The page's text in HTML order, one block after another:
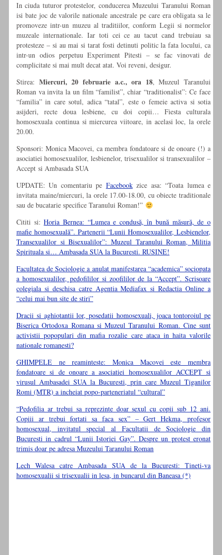
In ciuda tuturor protestelor, conducerea Muzeului Taranului Roman
isi bate joc de valorile nationale ancestrale pe care era obligata sa le
promoveze intr-un muzeu al traditiilor, conform Legii si normelor
muzeale internationale. Iar toti cei ce au tacut cand trebuiau sa
protesteze – si au mai si tarat fosti detinuti politic la fata locului, ca
intr-un odios perpetuu Experiment Pitesti – se fac vinovati de
complicitate si mai mult decat atat. Voi reveni, desigur.
Stirea: Miercuri, 20 februarie a.c., ora 18, Muzeul Taranului
Roman va invita la un film “familist”, chiar “traditionalist”: Ce face
“familia” in care sotul, adica “tatal”, este o femeie activa si sotia
asijderi, recte doua lesbiene, cu doi copii… Fiesta culturala
homosexuala continua si miercurea viitoare, in acelasi loc, la orele
20.00.
Sponsori: Monica Macovei, ca membra fondatoare si de onoare (!) a
asociatiei homosexualilor, lesbienelor, trisexualilor si transexualilor –
Accept si Ambasada SUA
UPDATE: Un comentariu pe Facebookzice asa: “Toata lumea e
invitata maine/miercuri, la orele 17.00-18.00, cu obiecte traditionale
sau de bucatarie specifice Taranului Roman!”
Cititi si:Horia Bernea: “Lumea e condusă, în bună măsură, de o
mafie homosexuală”. Partenerii “Lunii Homosexualilor, Lesbienelor,
Transexualilor si Bisexualilor”: Muzeul Taranului Roman, Militia
Spirituala si… Ambasada SUA la Bucuresti. RUSINE!
Facultatea de Sociologie a anulat manifestarea “academica” sociopata
a homosexualilor, pedofililor si zoofililor de la “Accept”. Scrisoare
colegiala si deschisa catre Agentia Mediafax si Redactia Online a
“celui mai bun site de stiri”
Dracii si aghiotantii lor, posedatii homosexuali, joaca tontoroiul pe
Biserica Ortodoxa Romana si Muzeul Taranului Roman. Cine sunt
activistii popopulari din mafia rozalie care ataca in haita valorile
nationale romanesti?
GHIMPELE ne reaminteste: Monica Macovei este membra
fondatoare si de onoare a asociatiei homosexualilor ACCEPT si
virusul Ambasadei SUA la Bucuresti, prin care Muzeul Tiganilor
Romi (MTR) a incheiat popo-parteneriatul “cultural”
“Pedofilia ar trebui sa reprezinte doar sexul cu copii sub 12 ani.
Copiii ar trebui fortati sa faca sex” – Gert Hekma, profesor
homosexual, invitatul special al Facultatii de Sociologie din
Bucuresti in cadrul “Lunii Istoriei Gay”. Despre un protest eronat
trimis doar pe adresa Muzeului Taranului Roman
Lech Walesa catre Ambasada SUA de la Bucuresti: Tineti-va
homosexualii si trisexualii in lesa, in buncarul din Baneasa (*)